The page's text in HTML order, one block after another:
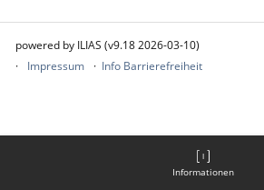
Informationen
powered by ILIAS (v9.18 2026-03-10)
Impressum
Info Barrierefreiheit